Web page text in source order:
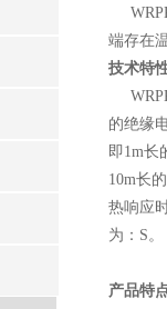
端存在
技术特
的绝缘
即1m长
10m长
热响应
为：S。
产品特